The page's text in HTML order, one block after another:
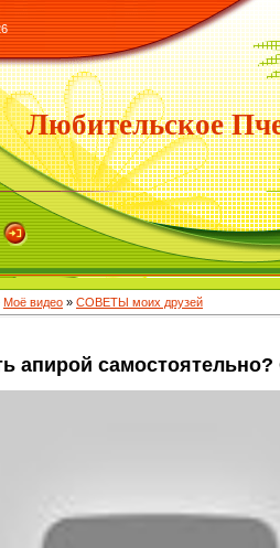
Любительское
Моё видео » СОВЕТЫ моих друзей
апирой